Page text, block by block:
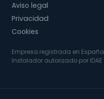
Aviso legal
Privacidad
Cookies
Empresa registrada en España
Instalador autorizado por IDAE